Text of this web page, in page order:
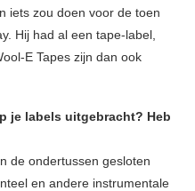
iets zou doen voor de toen
Hij had al een tape-label,
E Tapes zijn dan ook
je labels uitgebracht? Heb
de ondertussen gesloten
en andere instrumentale